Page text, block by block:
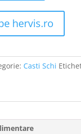
hervis.ro
Casti Schi